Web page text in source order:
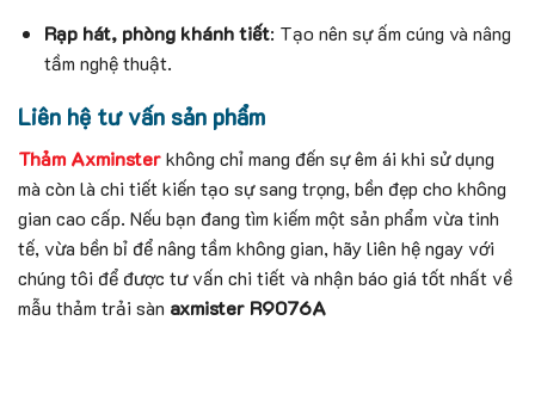
Rạp hát, phòng khánh tiết: Tạo nên sự ấm cúng và nâng
tầm nghệ thuật.
Liên hệ tư vấn sản phẩm
Thảm Axminsterkhông chỉ mang đến sự êm ái khi sử dụng
mà còn là chi tiết kiến tạo sự sang trọng, bền đẹp cho không
gian cao cấp. Nếu bạn đang tìm kiếm một sản phẩm vừa tinh
tế, vừa bền bỉ để nâng tầm không gian, hãy liên hệ ngay với
chúng tôi để được tư vấn chi tiết và nhận báo giá tốt nhất về
mẫu thảm trải sàn axmister R9076A